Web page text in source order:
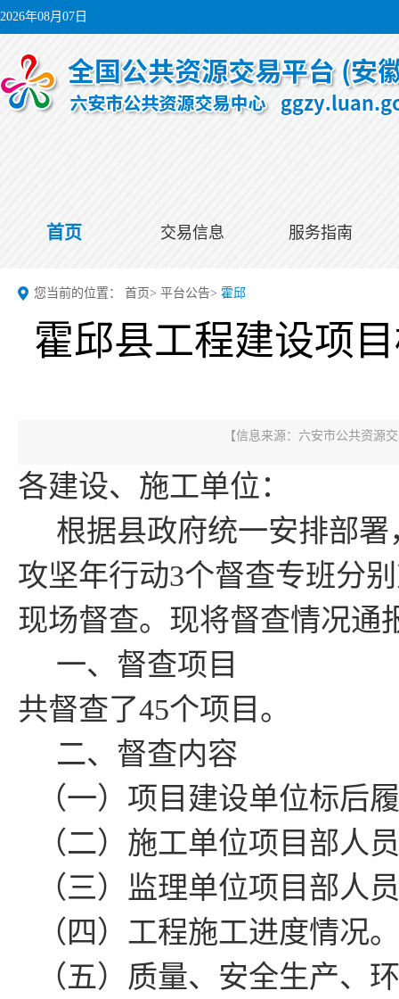
2026年08月07日
首页 交易信息 服务指南
您当前的位置： 首页> 平台公告> 霍邱
霍邱县工程建设项
【信息来源： 六安市公共资源
各建设、施工单位：
根据县政府统一安排部署
攻坚年行动3个督查专班分
现场督查。 现将督查情况通
一、督查项目
共督查了45个项 目。
二、督查内容
（一）项目建设单位标后
（二）施工单位项目部人
（三）监理单位项目部人
（四）工程施工进度情况
（五）质量、 安全生产、